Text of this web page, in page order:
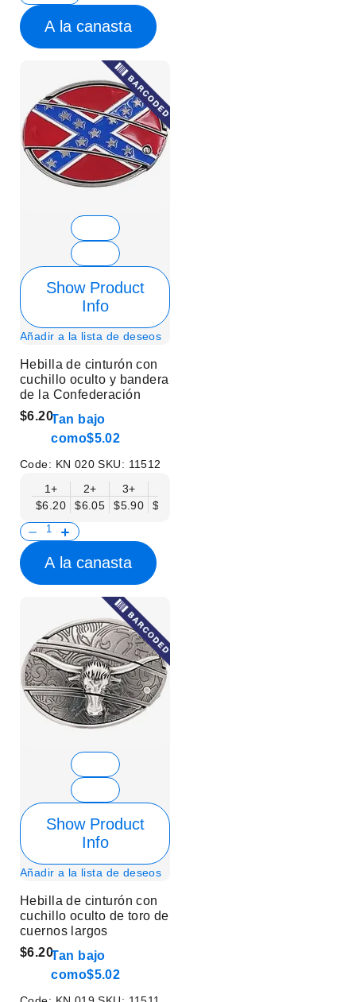
A la canasta
Show Product
Info
Añadir a la lista de deseos
Hebilla de cinturón con
cuchillo oculto y bandera
de la Confederación
$6.20Tan bajo
como$5.02
Code: KN 020SKU: 11512
1+
$6.20
2+
$6.05
3+
$5.90
$5.75
A la canasta
Show Product
Info
Añadir a la lista de deseos
Hebilla de cinturón con
cuchillo oculto de toro de
cuernos largos
$6.20Tan bajo
como$5.02